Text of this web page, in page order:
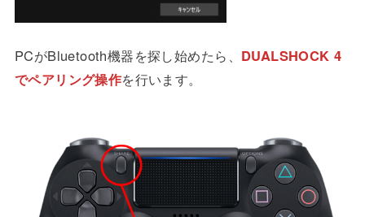
PCがBluetooth機器を探し始めたら、 DUALSHOCK 4
でペアリング操作を行います。